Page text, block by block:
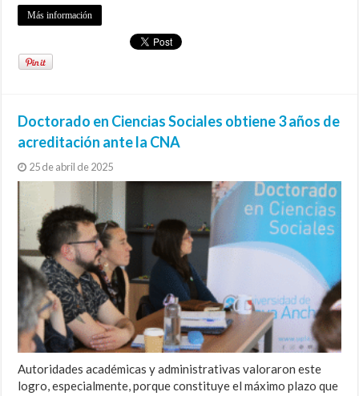
Más información
Doctorado en Ciencias Sociales obtiene 3 años de
acreditación ante la CNA
25 de abril de 2025
Autoridades académicas y administrativas valoraron este
logro, especialmente, porque constituye el máximo plazo que